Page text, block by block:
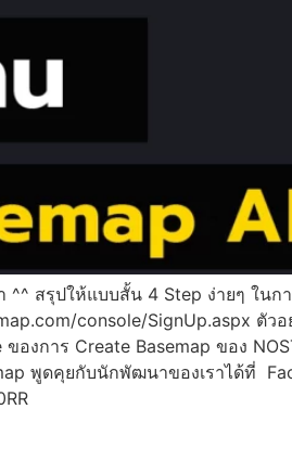
^^ สรุปให้แบบสั้น 4 Step ง่ายๆ ใน
console/SignUp.aspx ตัว
องการ Create Basemap ของ
พูดคุยกับนักพัฒนาของเราได้ที่